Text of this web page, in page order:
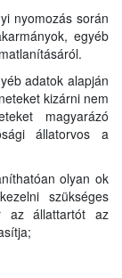
nyomozás során
egyéb
adatok alapján
kizárni nem
magyarázó
állatorvos a
olyan ok
szükséges
az állattartót az